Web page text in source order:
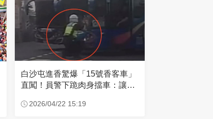
白沙屯進香驚爆「15號香客車」
直闖！員警下跪肉身擋車：讓行
2026/04/22 15:19